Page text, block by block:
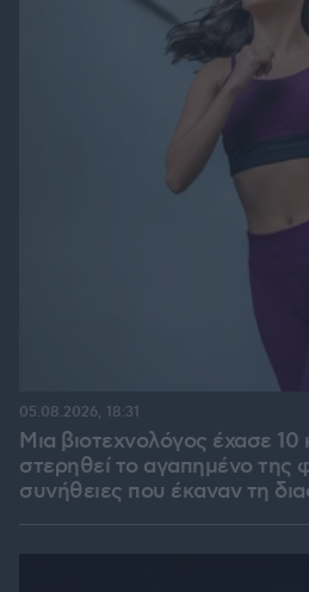
Μια βιοτεχνολόγος έχασε 10
στερηθεί το αγαπημένο της
συνήθειες που έκαναν τη
05.08.2026, 18:31